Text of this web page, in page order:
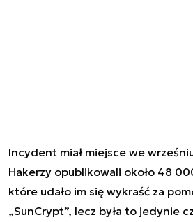
Incydent miał miejsce we
Hakerzy opublikowali około 48
które udało im się wykraść za
„SunCrypt”, lecz była to jedynie